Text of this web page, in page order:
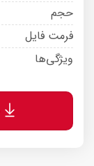
حجم
فرمت فایل
ویژگی‌ها